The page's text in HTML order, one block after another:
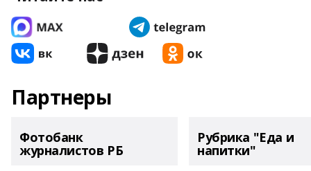
Партнеры
Фотобанк
журналистов РБ
Рубрика "Еда и
напитки"